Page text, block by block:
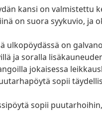
kansi on valmistettu
on suora syykuvio, ja
ulkopöydässä on
ja soralla
jokaisessa
sopii
sopii